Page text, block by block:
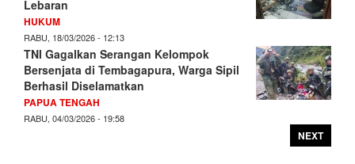
Lebaran
HUKUM
RABU, 18/03/2026 - 12:13
TNI Gagalkan Serangan Kelompok
Bersenjata di Tembagapura, Warga Sipil
Berhasil Diselamatkan
PAPUA TENGAH
RABU, 04/03/2026 - 19:58
NEXT